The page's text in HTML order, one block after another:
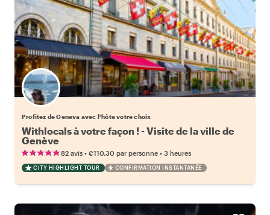
Choisissez votre local favori
Profitez de Geneva avec l'hôte votre choix
Withlocals à votre façon ! - Visite de la ville de
Genève
82 avis • €110.30 par personne • 3 heures
CITY HIGHLIGHT TOUR CONFIRMATION INSTANTANÉE